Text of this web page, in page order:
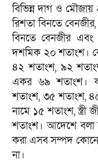
বিভিন্ন দাগ ও
রিশতা বিনতে
বিনতে বেনজীর
দশমিক ২০ শতাংশ।
৪২ শতাংশ, ৯২
একর ৬৯ শতাংশ।
শতাংশ, ৩৫ শতাংশ,
নামে ১৫ শতাংশ, স্ত্রী
শতাংশ। আদেশে বলা
করা এসব সম্পদ কোনো
না।